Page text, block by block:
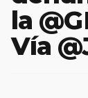
la
Vía